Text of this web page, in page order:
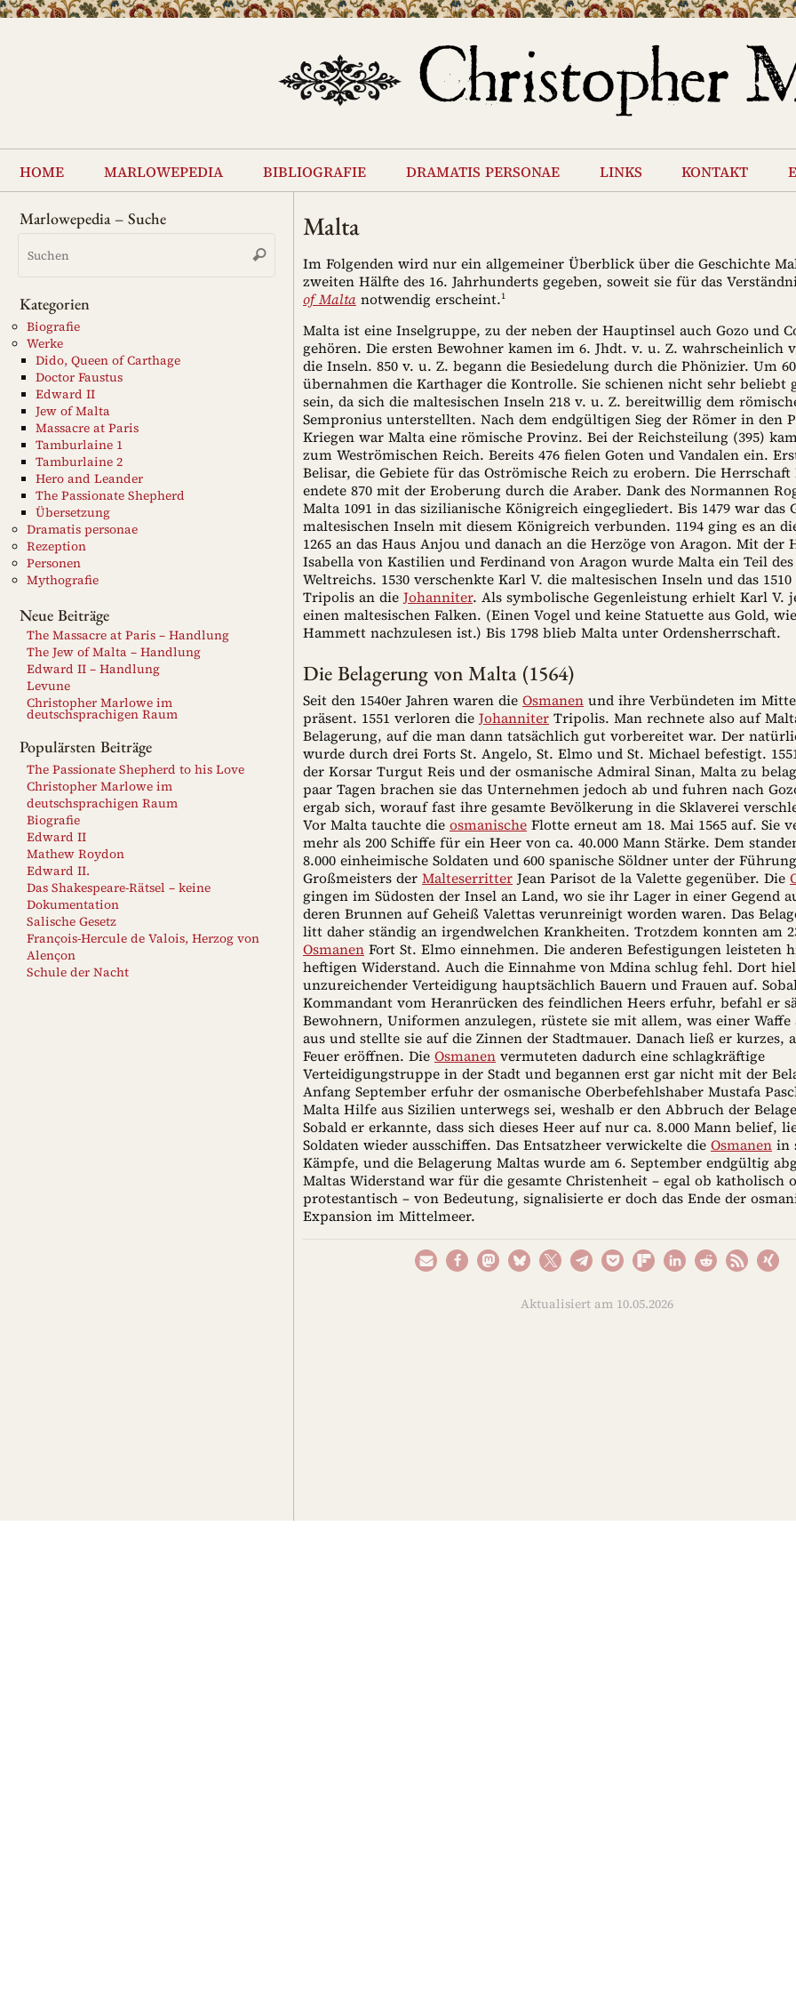
Zum
Inhalt
springen
home marlowepedia bibliografie dramatis personae links kontakt
Malta
Im Folgenden wird nur ein allgemeiner Überblick über die Geschichte
zweiten Hälfte des 16. Jahrhunderts gegeben, soweit sie für das
of Malta notwendig erscheint.1
Malta ist eine Inselgruppe, zu der neben der Hauptinsel auch Gozo und
gehören. Die ersten Bewohner kamen im 6. Jhdt. v. u. Z. wahrscheinlich
die Inseln. 850 v. u. Z. begann die Besiedelung durch die Phönizier. Um
übernahmen die Karthager die Kontrolle. Sie schienen nicht sehr beliebt
sein, da sich die maltesischen Inseln 218 v. u. Z. bereitwillig dem
Sempronius unterstellten. Nach dem endgültigen Sieg der Römer in den
Kriegen war Malta eine römische Provinz. Bei der Reichsteilung (395)
zum Weströmischen Reich. Bereits 476 fielen Goten und Vandalen ein.
Belisar, die Gebiete für das Oströmische Reich zu erobern. Die Herrschaft
endete 870 mit der Eroberung durch die Araber. Dank des Normannen
Malta 1091 in das sizilianische Königreich eingegliedert. Bis 1479 war das
maltesischen Inseln mit diesem Königreich verbunden. 1194 ging es an
1265 an das Haus Anjou und danach an die Herzöge von Aragon. Mit der
Isabella von Kastilien und Ferdinand von Aragon wurde Malta ein Teil
Weltreichs. 1530 verschenkte Karl V. die maltesischen Inseln und das
Tripolis an die Johanniter. Als symbolische Gegenleistung erhielt Karl V.
einen maltesischen Falken. (Einen Vogel und keine Statuette aus Gold,
Hammett nachzulesen ist.) Bis 1798 blieb Malta unter Ordensherrschaft.
Die Belagerung von Malta (1564)
Seit den 1540er Jahren waren die Osmanen und ihre Verbündeten im
präsent. 1551 verloren die Johanniter Tripolis. Man rechnete also auf
Belagerung, auf die man dann tatsächlich gut vorbereitet war. Der
wurde durch drei Forts St. Angelo, St. Elmo und St. Michael befestigt.
der Korsar Turgut Reis und der osmanische Admiral Sinan, Malta zu
paar Tagen brachen sie das Unternehmen jedoch ab und fuhren nach
ergab sich, worauf fast ihre gesamte Bevölkerung in die Sklaverei
Vor Malta tauchte die osmanische Flotte erneut am 18. Mai 1565 auf. Sie
mehr als 200 Schiffe für ein Heer von ca. 40.000 Mann Stärke. Dem
8.000 einheimische Soldaten und 600 spanische Söldner unter der
Großmeisters der Malteserritter Jean Parisot de la Valette gegenüber. Die
gingen im Südosten der Insel an Land, wo sie ihr Lager in einer Gegend
deren Brunnen auf Geheiß Valettas verunreinigt worden waren. Das
litt daher ständig an irgendwelchen Krankheiten. Trotzdem konnten am
Osmanen Fort St. Elmo einnehmen. Die anderen Befestigungen leisteten
heftigen Widerstand. Auch die Einnahme von Mdina schlug fehl. Dort
unzureichender Verteidigung hauptsächlich Bauern und Frauen auf.
Kommandant vom Heranrücken des feindlichen Heers erfuhr, befahl er
Bewohnern, Uniformen anzulegen, rüstete sie mit allem, was einer
aus und stellte sie auf die Zinnen der Stadtmauer. Danach ließ er kurzes,
Feuer eröffnen. Die Osmanen vermuteten dadurch eine schlagkräftige
Verteidigungstruppe in der Stadt und begannen erst gar nicht mit der
Anfang September erfuhr der osmanische Oberbefehlshaber Mustafa
Malta Hilfe aus Sizilien unterwegs sei, weshalb er den Abbruch der
Sobald er erkannte, dass sich dieses Heer auf nur ca. 8.000 Mann belief,
Soldaten wieder ausschiffen. Das Entsatzheer verwickelte die Osmanen in
Kämpfe, und die Belagerung Maltas wurde am 6. September endgültig
Maltas Widerstand war für die gesamte Christenheit – egal ob katholisch
protestantisch – von Bedeutung, signalisierte er doch das Ende der
Expansion im Mittelmeer.
Aktualisiert am 10.05.2026
Marlowepedia – Suche
Suchen
nach:
Suchen
Kategorien
Biografie
Werke
Dido, Queen of Carthage
Doctor Faustus
Edward II
Jew of Malta
Massacre at Paris
Tamburlaine 1
Tamburlaine 2
Hero and Leander
The Passionate Shepherd
Übersetzung
Dramatis personae
Rezeption
Personen
Mythografie
Neue Beiträge
The Massacre at Paris – Handlung
The Jew of Malta – Handlung
Edward II – Handlung
Levune
Christopher Marlowe im
deutschsprachigen Raum
Populärsten Beiträge
The Passionate Shepherd to his Love
Christopher Marlowe im
deutschsprachigen Raum
Biografie
Edward II
Mathew Roydon
Edward II.
Das Shakespeare-Rätsel – keine
Dokumentation
Salische Gesetz
François-Hercule de Valois, Herzog von
Alençon
Schule der Nacht